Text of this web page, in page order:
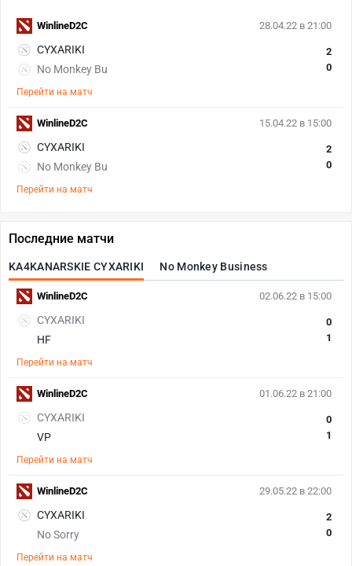
28.04.22 в 21:00
CYXARIKI
No Monkey Bu
2
0
Перейти на матч
WinlineD2C
15.04.22 в 15:00
CYXARIKI
No Monkey Bu
2
0
Перейти на матч
WinlineD2C
Последние матчи
KA4KANARSKIE CYXARIKI No Monkey Business
02.06.22 в 15:00
CYXARIKI
HF
0
1
Перейти на матч
WinlineD2C
01.06.22 в 21:00
CYXARIKI
VP
0
1
Перейти на матч
WinlineD2C
29.05.22 в 22:00
CYXARIKI
No Sorry
2
0
Перейти на матч
WinlineD2C